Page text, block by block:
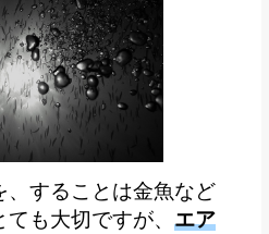
、することは金魚など
も大切ですが、 エア